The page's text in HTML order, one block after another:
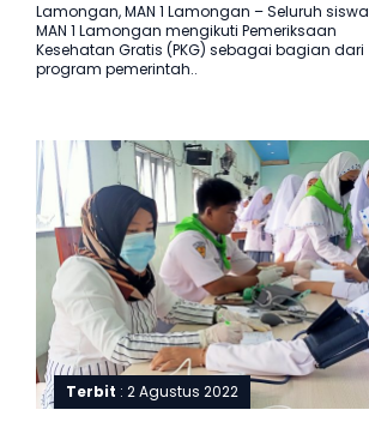
Gratis
Lamongan, MAN 1 Lamongan – Seluruh siswa
MAN 1 Lamongan mengikuti Pemeriksaan
Kesehatan Gratis (PKG) sebagai bagian dari
program pemerintah..
Terbit : 2 Agustus 2022